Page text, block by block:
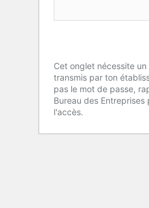
Cet onglet nécessite
transmis par ton
pas le mot de passe,
Bureau des
l'accès.